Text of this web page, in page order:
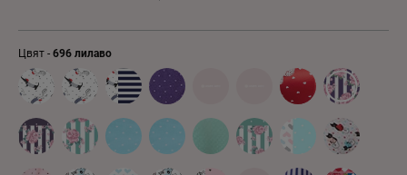
Цвят - 696 лилаво